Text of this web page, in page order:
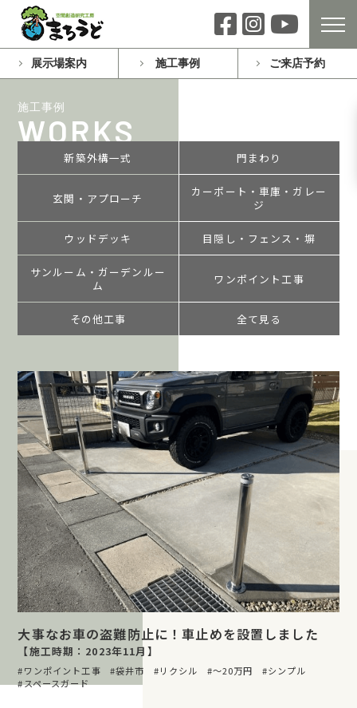
展示場案内 施工事例 ご来店予約
施工事例
WORKS
新築外構一式 門まわり
玄関・アプローチ
カーポート・車庫・ガレー
ジ
ウッドデッキ 目隠し・フェンス・塀
サンルーム・ガーデンルー
ム
ワンポイント工事
その他工事 全て見る
大事なお車の盗難防止に！車止めを設置しました
【施工時期：2023年11月】
ワンポイント工事 袋井市 リクシル 〜20万円
シンプル
スペースガード